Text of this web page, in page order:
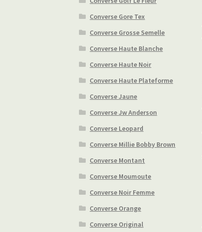
Converse Gore Tex
Converse Grosse Semelle
Converse Haute Blanche
Converse Haute Noir
Converse Haute Plateforme
Converse Jaune
Converse Jw Anderson
Converse Leopard
Converse Millie Bobby Brown
Converse Montant
Converse Moumoute
Converse Noir Femme
Converse Orange
Converse Original